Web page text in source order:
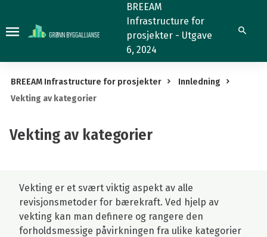
av
kategorier
BREEAM
Infrastructure for
prosjekter - Utgave
6, 2024
Søk
BREEAM Infrastructure for prosjekter
Innledning
Vekting av kategorier
Vekting av kategorier
Vekting er et svært viktig aspekt av alle
revisjonsmetoder for bærekraft. Ved hjelp av
vekting kan man definere og rangere den
forholdsmessige påvirkningen fra ulike kategorier